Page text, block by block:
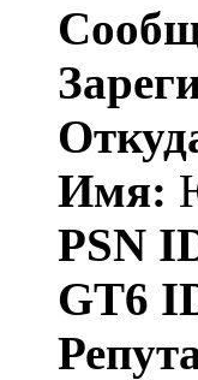
Имя:
PSN
GT6